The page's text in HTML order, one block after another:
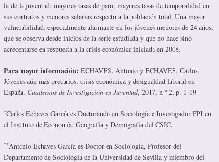
la de la juventud: mayores tasas de paro, mayores tasas de temporalidad en
sus contratos y menores salarios respecto a la población total. Una mayor
vulnerabilidad, especialmente alarmante en los jóvenes menores de 24 años,
que se observa desde inicios de la serie estudiada y que no hace sino
acrecentarse en respuesta a la crisis económica iniciada en 2008.
Para mayor información: ECHAVES, Antonio y ECHAVES, Carlos.
Jóvenes aún más precarios: crisis económica y desigualdad laboral en
España. Cuadernos de Investigación en Juventud, 2017, n º 2, p. 1-19.
*Carlos Echaves García es Doctorando en Sociología e Investigador FPI en
el Instituto de Economía, Geografía y Demografía del CSIC.
**Antonio Echaves García es Doctor en Sociología, Profesor del
Departamento de Sociología de la Universidad de Sevilla y miembro del